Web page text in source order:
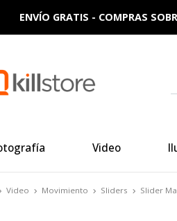
Video
ENVÍO GRATIS - COMPRAS
Video Movimiento Sliders Slider